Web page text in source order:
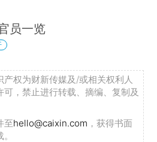
员一览
权为财新传媒及/或相关权利人
，禁止进行转载、摘编、复制及
至hello@caixin.com ，获得书面